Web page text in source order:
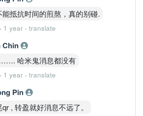
能抵抗时间的煎熬，真的别碰.
· 1 year · translate
Chin
哈米鬼消息都没有
· 1 year · translate
Pin
, 转盈就好消息不远了。